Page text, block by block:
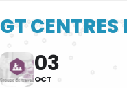
GT
03
OCT